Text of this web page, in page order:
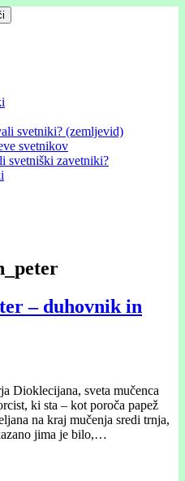
svetniki? (zemljevid)
svetnikov
svetniški zavetniki?
– duhovnik in
Dioklecijana, sveta mučenca
ki sta – kot poroča papež
na kraj mučenja sredi trnja,
jima je bilo,…